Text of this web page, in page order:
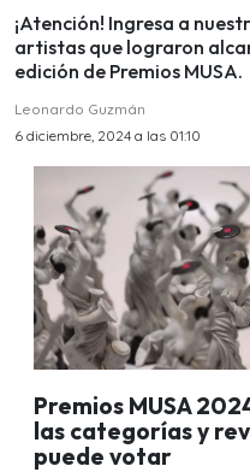
¡Atención! Ingresa a
artistas que lograron
edición de Premios MUSA.
Leonardo Guzmán
6 diciembre, 2024 a las 01:10
Premios MUSA
las categorías y
puede votar